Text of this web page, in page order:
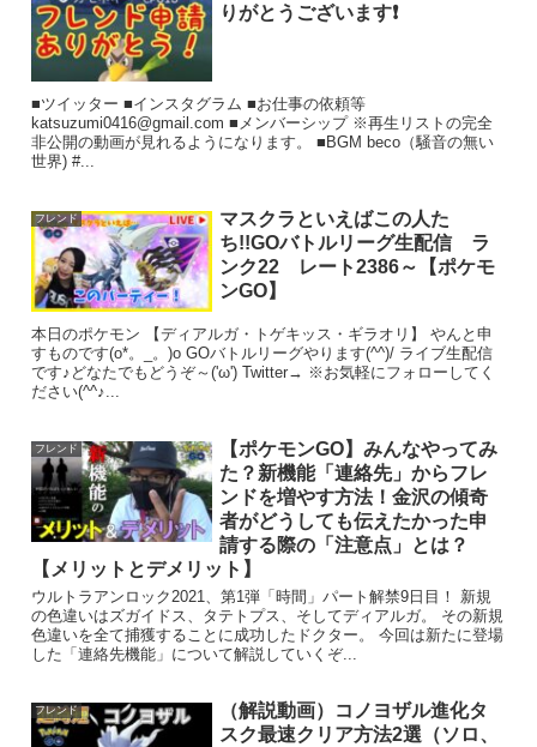
りがとうございます❗️
■ツイッター ■インスタグラム ■お仕事の依頼等
katsuzumi0416@gmail.com ■メンバーシップ ※再生リストの完全
非公開の動画が見れるようになります。 ■BGM beco（騒音の無い
世界) #...
フレンド
マスクラといえばこの人た
ち!!GOバトルリーグ生配信 ラ
ンク22 レート2386～【ポケモ
ンGO】
本日のポケモン 【ディアルガ・トゲキッス・ギラオリ】 やんと申
すものです(o*。_。)o GOバトルリーグやります(^^)/ ライブ生配信
です♪どなたでもどうぞ～('ω') Twitter→ ※お気軽にフォローしてく
ださい(^^♪...
フレンド
【ポケモンGO】みんなやってみ
た？新機能「連絡先」からフレ
ンドを増やす方法！金沢の傾奇
者がどうしても伝えたかった申
請する際の「注意点」とは？
【メリットとデメリット】
ウルトラアンロック2021、第1弾「時間」パート解禁9日目！ 新規
の色違いはズガイドス、タテトプス、そしてディアルガ。 その新規
色違いを全て捕獲することに成功したドクター。 今回は新たに登場
した「連絡先機能」について解説していくぞ...
フレンド
（解説動画）コノヨザル進化タ
スク最速クリア方法2選（ソロ、